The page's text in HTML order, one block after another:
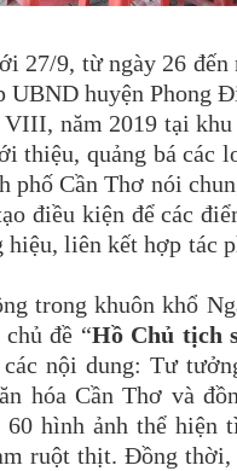
27/9, từ ngày 26 đến
UBND huyện Phong
năm 2019 tại
thiệu, quảng bá các
phố Cần Thơ nói
điều kiện để các
hiệu, liên kết hợp tác
trong khuôn khổ
đề “Hồ Chủ tịch
nội dung: Tư
hóa Cần Thơ và
hình ảnh thể hiện
ruột thịt. Đồng thời,